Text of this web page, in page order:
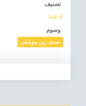
تصنيف
ادعية
وسوم
صدى زين موبايلي